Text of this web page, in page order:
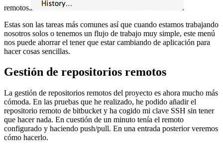
remotos.
Estas son las tareas más comunes así que cuando estamos trabajando
nosotros solos o tenemos un flujo de trabajo muy simple, este menú
nos puede ahorrar el tener que estar cambiando de aplicación para
hacer cosas sencillas.
Gestión de repositorios remotos
La gestión de repositorios remotos del proyecto es ahora mucho más
cómoda. En las pruebas que he realizado, he podido añadir el
repositorio remoto de bitbucket y ha cogido mi clave SSH sin tener
que hacer nada. En cuestión de un minuto tenía el remoto
configurado y haciendo push/pull. En una entrada posterior veremos
cómo hacerlo.